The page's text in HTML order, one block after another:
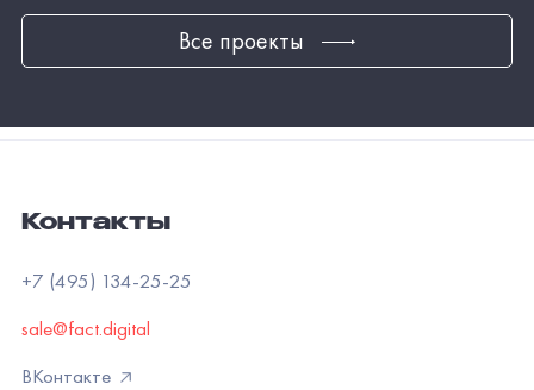
Все проекты
Контакты
+7 (495) 134-25-25
sale@fact.digital
ВКонтакте